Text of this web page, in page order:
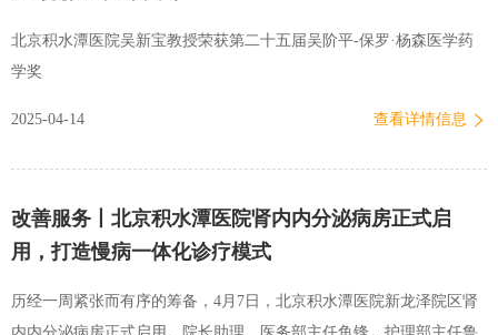
双腿突然像注了水的皮囊般肿胀，短短数日便蔓延至全身。一个月
低蛋白血症、胸腔及心包积液、皮肤软组织感染等问题，经抗感染、
北京积水潭医院吴新宝教授荣获第二十五届吴阶平-保罗·杨森医学药
学奖
2025-04-14 查看详情信息
改善服务丨北京积水潭医院肾内内分泌病房正式启
用，打造慢病一体化诊疗模式
历经一周紧张而有序的筹备，4月7日，北京积水潭医院新龙泽院区肾